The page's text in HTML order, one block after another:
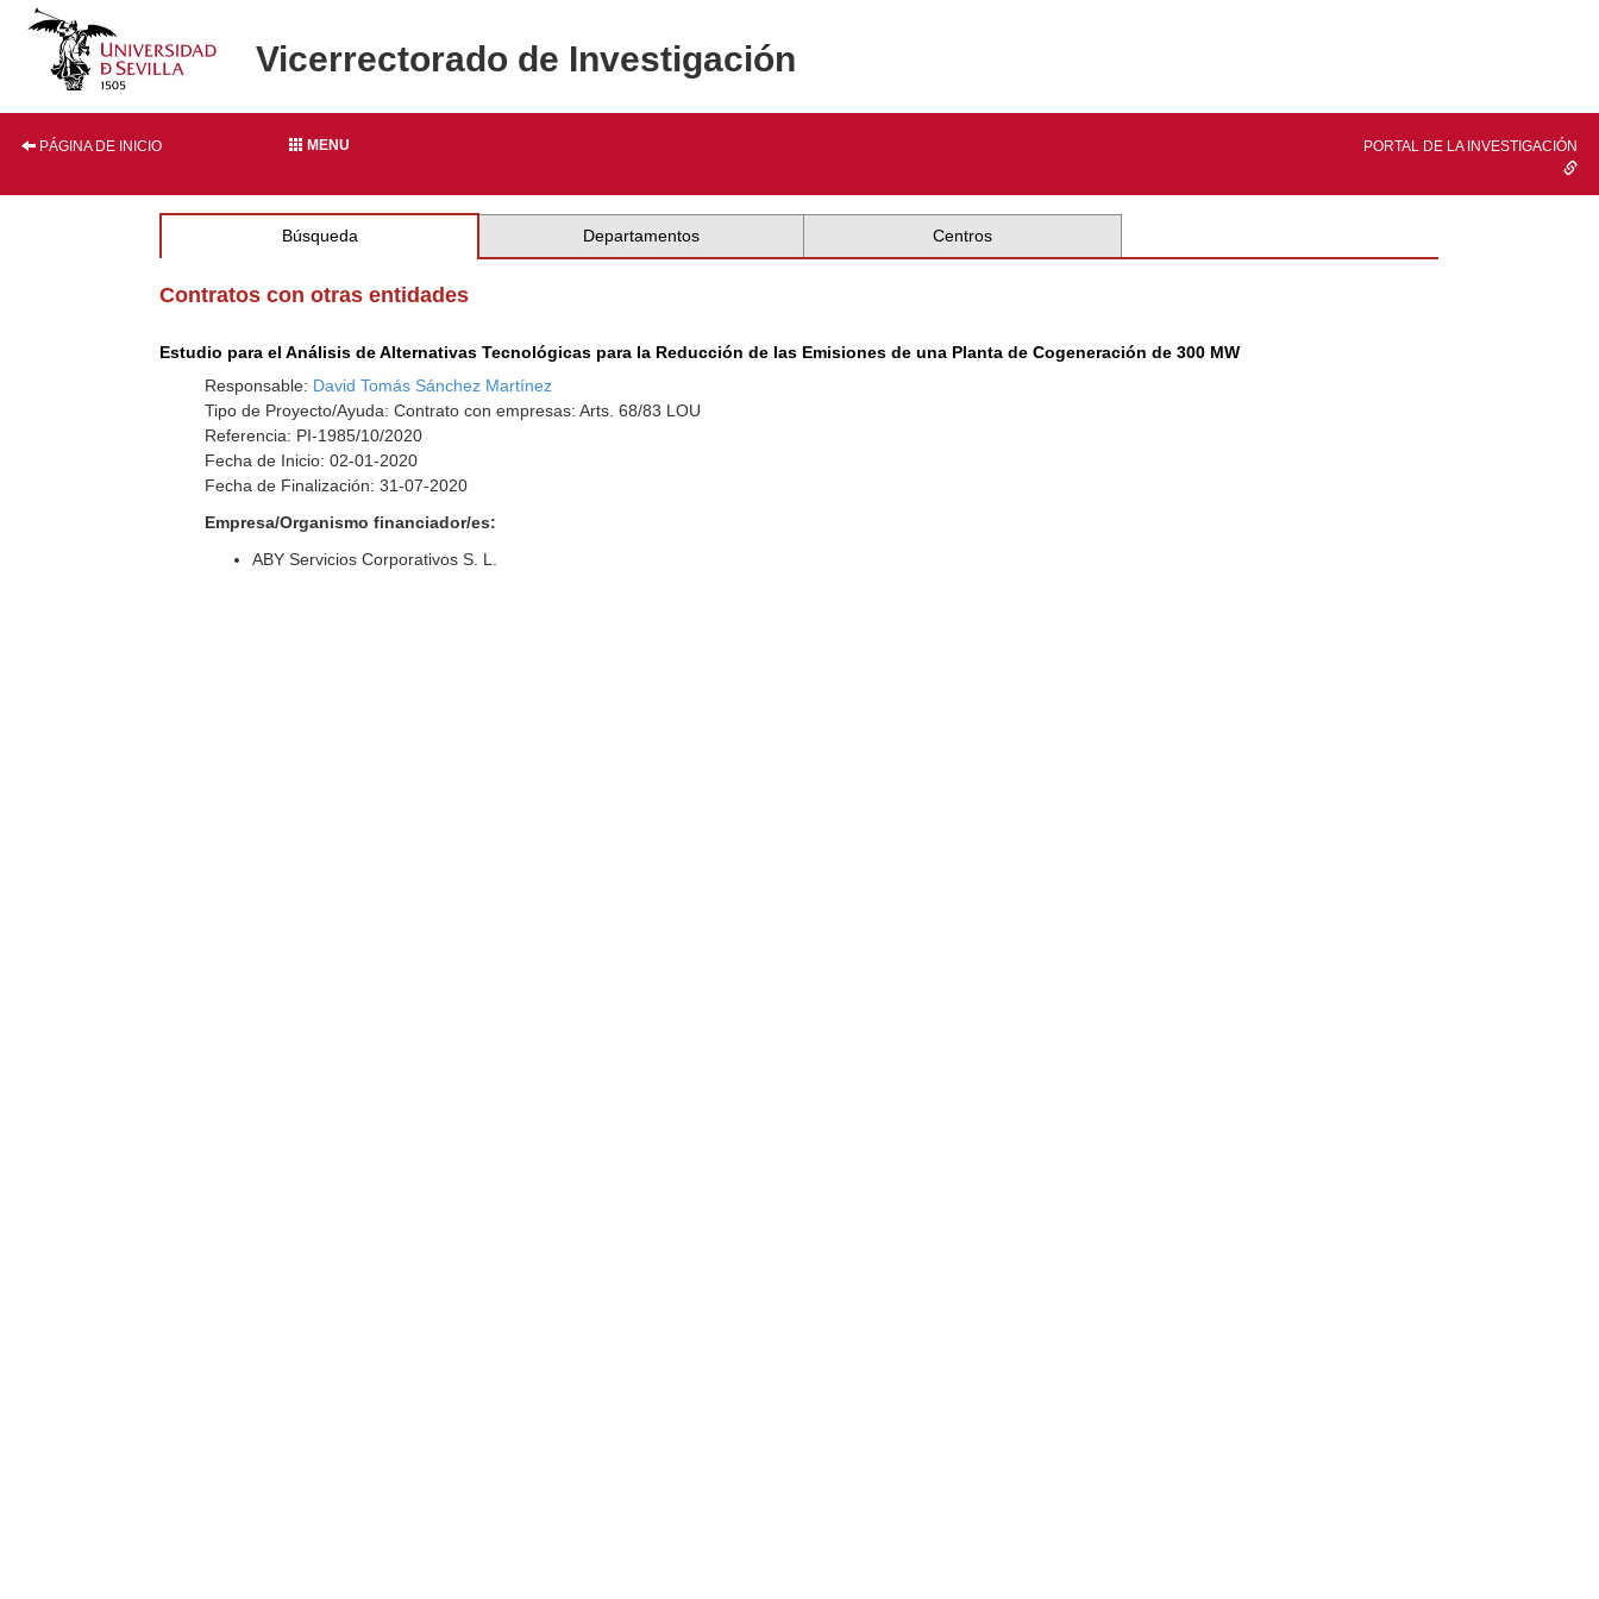
Vicerrectorado de Investigación
PÁGINA DE INICIO MENU PORTAL DE LA INVESTIGACIÓN
Búsqueda Departamentos Centros
Contratos con otras entidades
Estudio para el Análisis de Alternativas Tecnológicas para la Reducción de las Emisiones de una Planta de Cogeneración de 300 MW
Responsable: David Tomás Sánchez Martínez
Tipo de Proyecto/Ayuda: Contrato con empresas: Arts. 68/83 LOU
Referencia: PI-1985/10/2020
Fecha de Inicio: 02-01-2020
Fecha de Finalización: 31-07-2020
Empresa/Organismo financiador/es:
ABY Servicios Corporativos S. L.